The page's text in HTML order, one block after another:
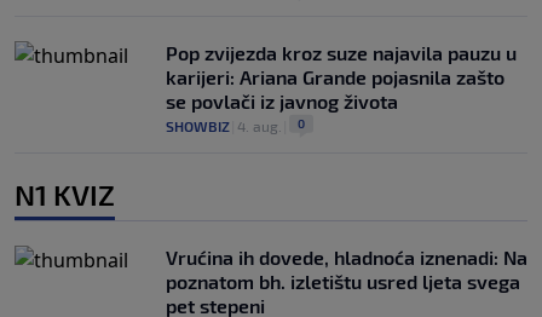
Pop zvijezda kroz suze najavila pauzu u
karijeri: Ariana Grande pojasnila zašto
se povlači iz javnog života
SHOWBIZ 4. aug. 0
N1 KVIZ
Vrućina ih dovede, hladnoća iznenadi: Na
poznatom bh. izletištu usred ljeta svega
pet stepeni